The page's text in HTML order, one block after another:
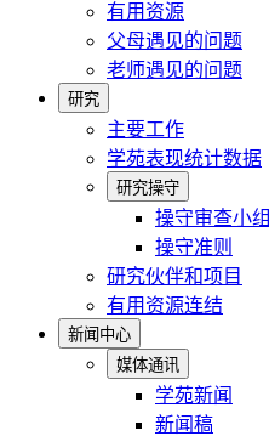
有用资源
父母遇见的问题
老师遇见的问题
研究
主要工作
学苑表现统计数据
研究操守
操守审查小组
操守准则
研究伙伴和项目
有用资源连结
新闻中心
媒体通讯
学苑新闻
新闻稿